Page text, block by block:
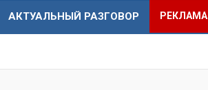
АКТУАЛЬНЫЙ РАЗГОВОР РЕКЛАМА